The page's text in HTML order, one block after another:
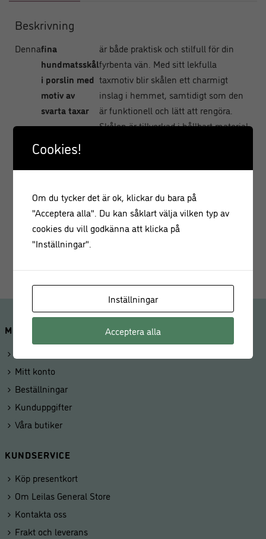
Beskrivning
Dennafina
hundmatsskål
i porslin med
motiv av
svarta taxar
är både praktisk och stilfull för din
fyrbenta vän. Med sitt lekfulla
taxmotiv blir skålen ett charmigt
inslag i hemmet, samtidigt som den
är funktionell och lätt att rengöra.
Skålen är tillverkad i hållbart material,
säkerställer att den står stadigt på
En utmärkt kombination av design
och funktion för alla taxälskare!
Mått: Diameter 15 cm
Höjd: 4,5 cm
MINA SIDOR
Mitt konto
Beställningar
Kunduppgifter
Våra butiker
KUNDSERVICE
Köp presentkort
Om Leilas General Store
Kontakta oss
Frakt och leverans
Cookies!
Om du tycker det är ok, klickar du bara på
"Acceptera alla". Du kan såklart välja vilken typ av
cookies du vill godkänna att klicka på
"Inställningar".
Inställningar
Acceptera alla